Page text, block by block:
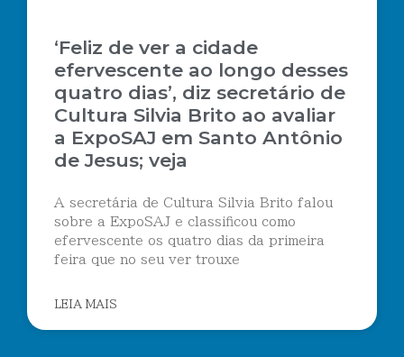
‘Feliz de ver a cidade
efervescente ao longo desses
quatro dias’, diz secretário de
Cultura Silvia Brito ao avaliar
a ExpoSAJ em Santo Antônio
de Jesus; veja
A secretária de Cultura Silvia Brito falou
sobre a ExpoSAJ e classificou como
efervescente os quatro dias da primeira
feira que no seu ver trouxe
LEIA MAIS